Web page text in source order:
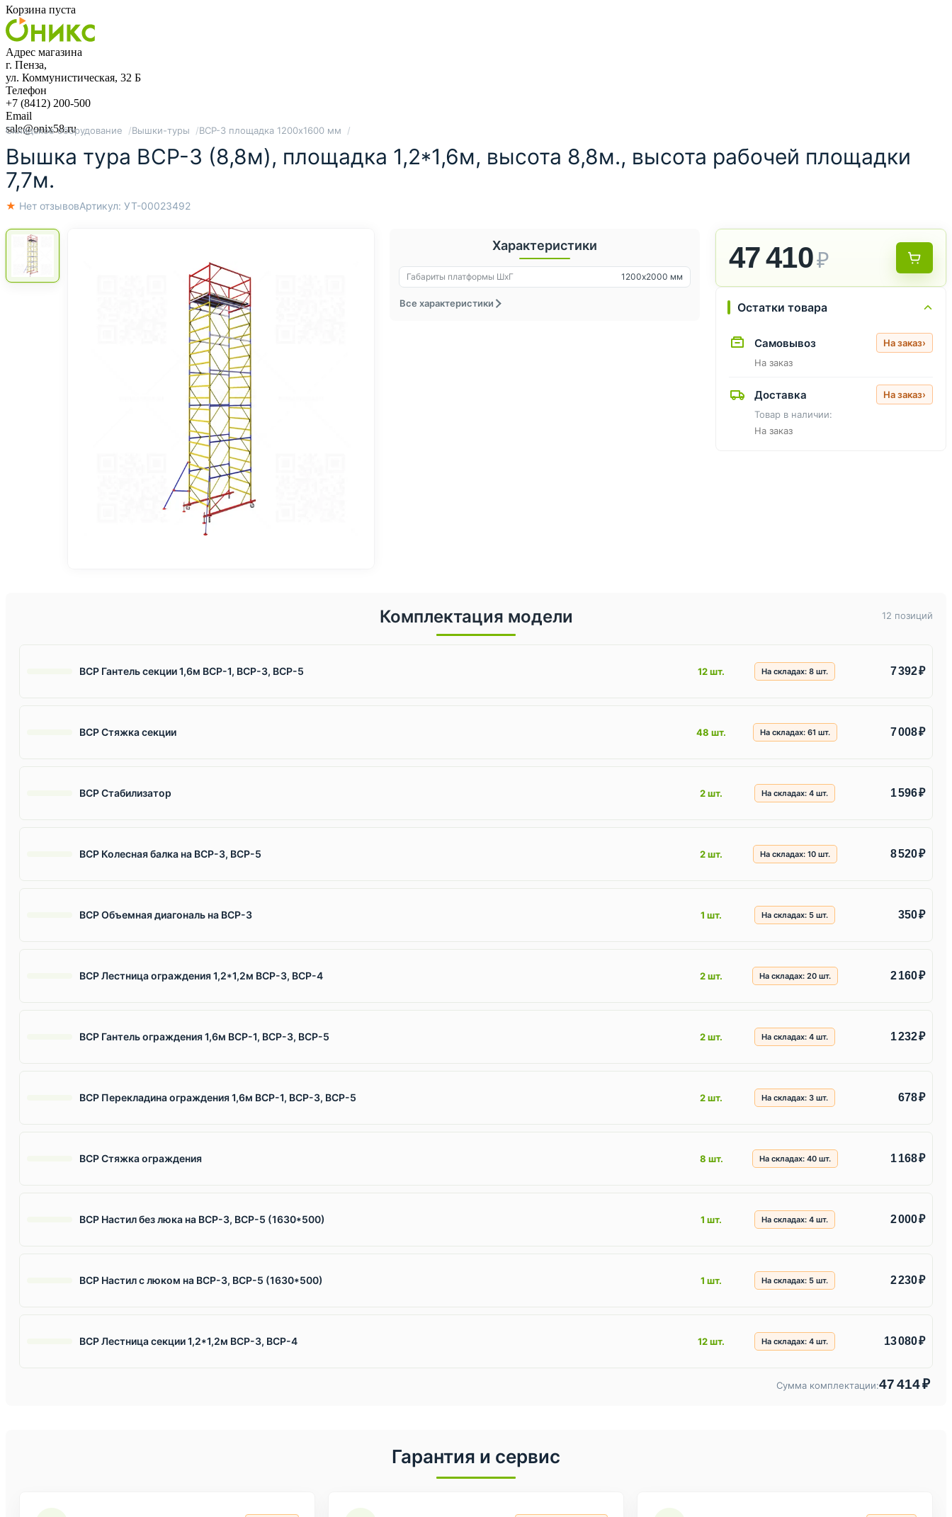
Корзина пуста
Адрес магазина
г. Пенза,
ул. Коммунистическая, 32 Б
Телефон
+7 (8412) 200-500
Email
sale@onix58.ru
Складское оборудование Вышки-туры ВСР-3 площадка 1200х1600 мм
Вышка тура ВСР-3 (8,8м), площадка 1,2*1,6м, высота 8,8м., высота рабочей площадки
7,7м.
★ Нет отзывовАртикул: УТ-00023492
Характеристики
Габариты платформы ШxГ 1200х2000 мм
Все характеристики
47 410₽
Остатки товара
Самовывоз На заказ›
На заказ
Доставка На заказ›
Товар в наличии:
На заказ
Комплектация модели 12 позиций
ВСР Гантель секции 1,6м ВСР-1, ВСР-3, ВСР-5 12 шт. На складах: 8 шт. 7 392 ₽
ВСР Стяжка секции 48 шт. На складах: 61 шт. 7 008 ₽
ВСР Стабилизатор 2 шт. На складах: 4 шт. 1 596 ₽
ВСР Колесная балка на ВСР-3, ВСР-5 2 шт. На складах: 10шт. 8 520 ₽
ВСР Объемная диагональ на ВСР-3 1 шт. На складах: 5 шт. 350 ₽
ВСР Лестница ограждения 1,2*1,2м ВСР-3, ВСР-4 2 шт. На складах: 20шт. 2 160 ₽
ВСР Гантель ограждения 1,6м ВСР-1, ВСР-3, ВСР-5 2 шт. На складах: 4 шт. 1 232 ₽
ВСР Перекладина ограждения 1,6м ВСР-1, ВСР-3, ВСР-5 2 шт. На складах: 3 шт. 678 ₽
ВСР Стяжка ограждения 8 шт. На складах: 40шт. 1 168 ₽
ВСР Настил без люка на ВСР-3, ВСР-5 (1630*500) 1 шт. На складах: 4 шт. 2 000 ₽
ВСР Настил с люком на ВСР-3, ВСР-5 (1630*500) 1 шт. На складах: 5 шт. 2 230 ₽
ВСР Лестница секции 1,2*1,2м ВСР-3, ВСР-4 12 шт. На складах: 4 шт. 13 080 ₽
Сумма комплектации:47 414 ₽
Гарантия и сервис